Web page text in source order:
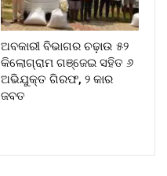
ଅବକାରୀ ବିଭାଗର ଚଢ଼ାଉ ୫୨
କିଲୋଗ୍ରାମ ଗଞ୍ଜେଇ ସହିତ ୬
ଅଭିଯୁକ୍ତ ଗିରଫ, ୨ କାର
ଜବତ